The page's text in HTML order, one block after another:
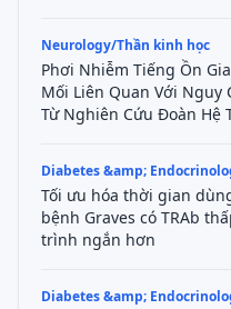
Neurology/Thần kinh học
Phơi Nhiễm Tiếng Ồn
Mối Liên Quan Với Nguy
Từ Nghiên Cứu Đoàn Hệ
Diabetes &amp;
Tối ưu hóa thời gian
bệnh Graves có TRAb
trình ngắn hơn
Diabetes &amp;